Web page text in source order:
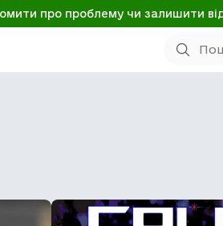
про проблему чи залишити